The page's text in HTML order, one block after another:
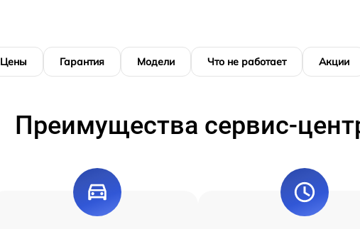
Цены Гарантия Модели Что не работает Акции
Преимущества сервис-